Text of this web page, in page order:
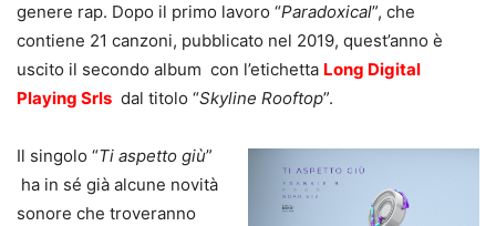
genere rap. Dopo il primo lavoro “Paradoxical”, che
contiene 21 canzoni, pubblicato nel 2019, quest’anno è
uscito il secondo album con l’etichetta Long Digital
Playing Srls dal titolo “Skyline Rooftop”.
Il singolo “Ti aspetto giù”
ha in sé già alcune novità
sonore che troveranno